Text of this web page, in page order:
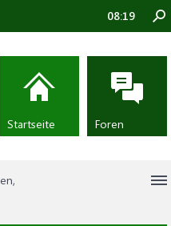
08:19
Startseite Foren